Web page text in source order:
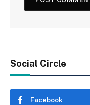
Social Circle
Facebook